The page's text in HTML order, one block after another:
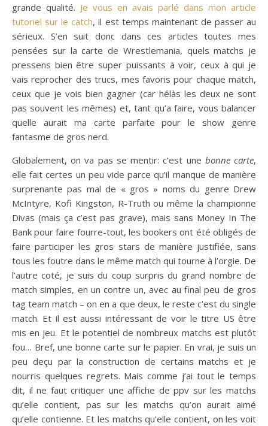
grande qualité. Je vous en avais parlé dans mon article
tutoriel sur le catch, il est temps maintenant de passer au
sérieux. S’en suit donc dans ces articles toutes mes
pensées sur la carte de Wrestlemania, quels matchs je
pressens bien être super puissants à voir, ceux à qui je
vais reprocher des trucs, mes favoris pour chaque match,
ceux que je vois bien gagner (car hélàs les deux ne sont
pas souvent les mêmes) et, tant qu’a faire, vous balancer
quelle aurait ma carte parfaite pour le show genre
fantasme de gros nerd.
Globalement, on va pas se mentir: c’est une bonne carte,
elle fait certes un peu vide parce qu’il manque de manière
surprenante pas mal de « gros » noms du genre Drew
McIntyre, Kofi Kingston, R-Truth ou même la championne
Divas (mais ça c’est pas grave), mais sans Money In The
Bank pour faire fourre-tout, les bookers ont été obligés de
faire participer les gros stars de manière justifiée, sans
tous les foutre dans le même match qui tourne à l’orgie. De
l’autre coté, je suis du coup surpris du grand nombre de
match simples, en un contre un, avec au final peu de gros
tag team match – on en a que deux, le reste c’est du single
match. Et il est aussi intéressant de voir le titre US être
mis en jeu. Et le potentiel de nombreux matchs est plutôt
fou… Bref, une bonne carte sur le papier. En vrai, je suis un
peu deçu par la construction de certains matchs et je
nourris quelques regrets. Mais comme j’ai tout le temps
dit, il ne faut critiquer une affiche de ppv sur les matchs
qu’elle contient, pas sur les matchs qu’on aurait aimé
qu’elle contienne. Et les matchs qu’elle contient, on les voit